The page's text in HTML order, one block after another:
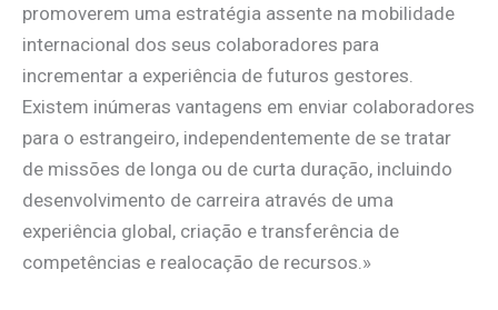
promoverem uma estratégia assente na mobilidade
internacional dos seus colaboradores para
incrementar a experiência de futuros gestores.
Existem inúmeras vantagens em enviar colaboradores
para o estrangeiro, independentemente de se tratar
de missões de longa ou de curta duração, incluindo
desenvolvimento de carreira através de uma
experiência global, criação e transferência de
competências e realocação de recursos.»